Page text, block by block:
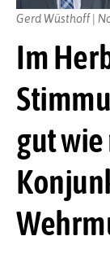
Im
gut
Gerd Wüsthoff |